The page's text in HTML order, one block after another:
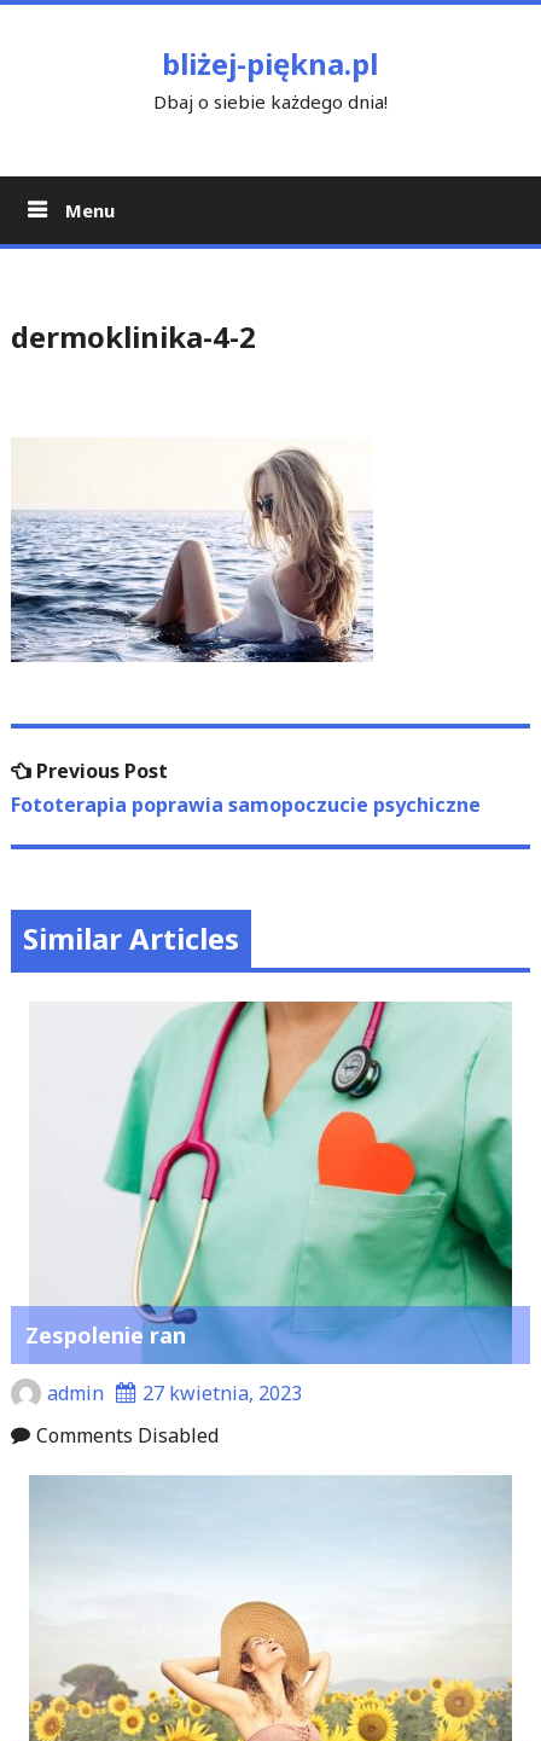
bliżej-piękna.pl
Dbaj o siebie każdego dnia!
Menu
dermoklinika-4-2
Nawigacja
wpisu
Previous PostPrevious
post:
Fototerapia poprawia samopoczucie psychiczne
Similar Articles
Zespolenie ran
admin
27 kwietnia, 2023
Comments Disabled